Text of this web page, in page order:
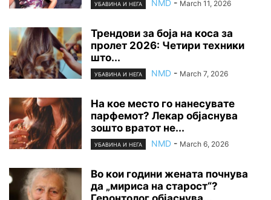
УБАВИНА И НЕГА NMD - March 11, 2026
Трендови за боја на коса за
пролет 2026: Четири техники
што...
УБАВИНА И НЕГА NMD - March 7, 2026
На кое место го нанесувате
парфемот? Лекар објаснува
зошто вратот не...
УБАВИНА И НЕГА NMD - March 6, 2026
Во кои години жената почнува
да „мириса на старост“?